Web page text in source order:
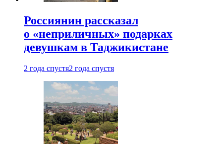
Россиянин рассказал
о «неприличных» подарках
девушкам в Таджикистане
2 года спустя2 года спустя